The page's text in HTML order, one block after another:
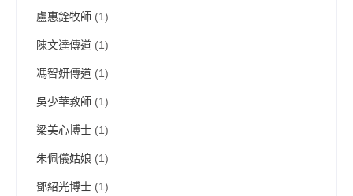
盧惠銓牧師 (1)
陳文達傳道 (1)
馮智妍傳道 (1)
吳少華教師 (1)
梁美心博士 (1)
朱佩儀姑娘 (1)
鄧紹光博士 (1)